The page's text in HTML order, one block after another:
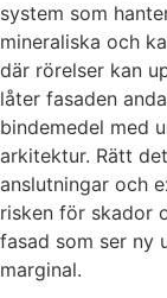
system som
mineraliska och
där rörelser kan
låter fasaden
bindemedel med
arkitektur. Rätt
anslutningar och
risken för skador
fasad som ser ny
marginal.